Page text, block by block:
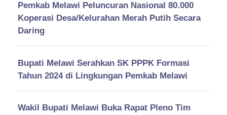
Pemkab Melawi Peluncuran Nasional 80.000
Koperasi Desa/Kelurahan Merah Putih Secara
Daring
Bupati Melawi Serahkan SK PPPK Formasi
Tahun 2024 di Lingkungan Pemkab Melawi
Wakil Bupati Melawi Buka Rapat Pleno Tim